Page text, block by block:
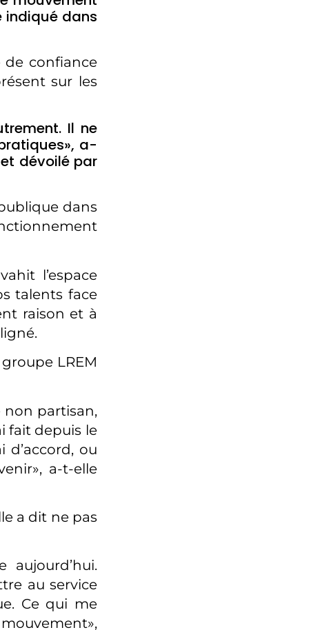
indiqué dans
de confiance
sur les
Il ne
a-
dévoilé par
dans
l’espace
talents face
raison et à
LREM
non partisan,
fait depuis le
d’accord, ou
a-t-elle
a dit ne pas
au service
Ce qui me